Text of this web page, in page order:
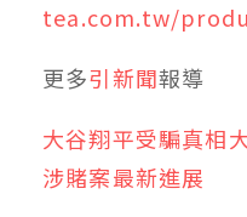
tea.com.tw/
更多引新聞報導
大谷翔平受騙真相
涉賭案最新進展